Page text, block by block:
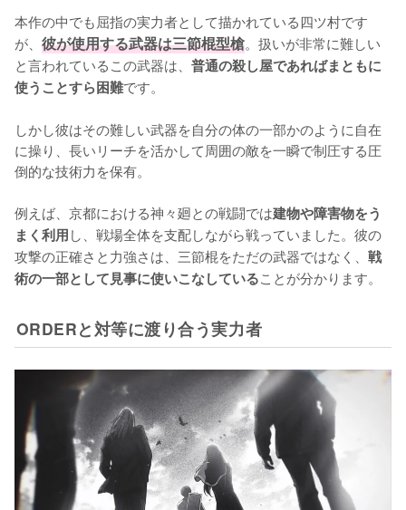
本作の中でも屈指の実力者として描かれている四ツ村です
が、 彼が使用する武器は三節棍型槍。扱いが非常に難しい
と言われているこの武器は、 普通の殺し屋であればまともに
使うことすら困難です。
しかし彼はその難しい武器を自分の体の一部かのように自在
に操り、長いリーチを活かして周囲の敵を一瞬で制圧する圧
倒的な技術力を保有。
例えば、京都における神々廻との戦闘では建物や障害物をう
まく利用し、戦場全体を支配しながら戦っていました。彼の
攻撃の正確さと力強さは、三節棍をただの武器ではなく、 戦
術の一部として見事に使いこなしていることが分かります。
ORDERと対等に渡り合う実力者